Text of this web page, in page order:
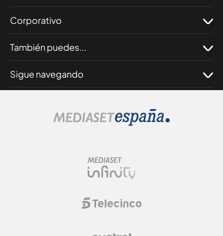
Corporativo
También puedes...
Sigue navegando